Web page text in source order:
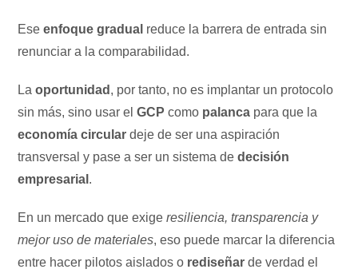
Eseenfoque gradual reduce la barrera de entrada sin
renunciar a la comparabilidad.
Laoportunidad , por tanto, no es implantar un protocolo
sin más, sino usar elGCP como palanca para que la
economía circular deje de ser una aspiración
transversal y pase a ser un sistema dedecisión
empresarial .
En un mercado que exigeresiliencia, transparencia y
mejor uso de materiales, eso puede marcar la diferencia
entre hacer pilotos aislados o rediseñarde verdad el